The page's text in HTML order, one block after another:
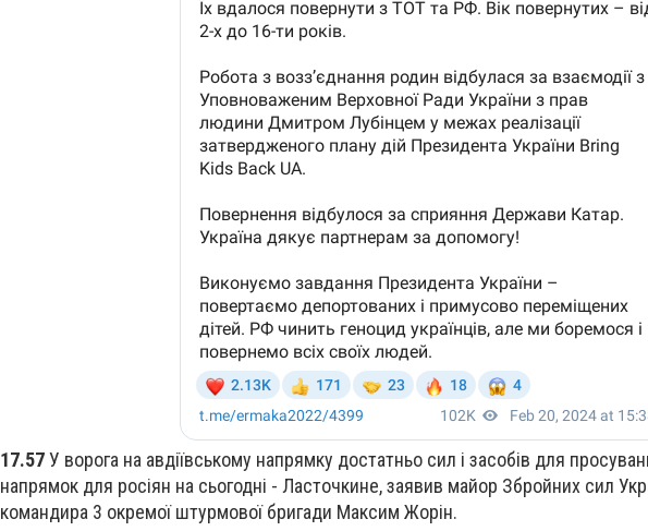
17.57У ворога на авдіївському напрямку достатньо сил і засобів для
напрямок для росіян на сьогодні - Ласточкине, заявив майор Збройних сил
командира 3 окремої штурмової бригади Максим Жорін.